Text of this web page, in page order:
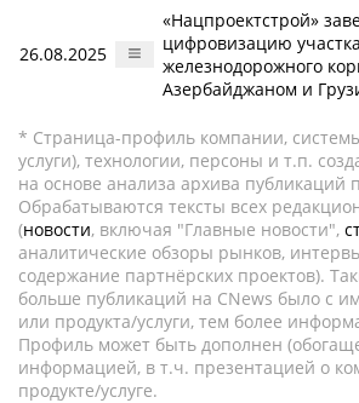
26.08.2025
«Нацпроектстрой»
цифровизацию участка
железнодорожного
Азербайджаном и
* Страница-профиль компании,
услуги), технологии, персоны и т.п.
на основе анализа архива публикаций
Обрабатываются тексты всех
(новости, включая "Главные новости",
аналитические обзоры рынков,
содержание партнёрских проектов).
больше публикаций на CNews было с
или продукта/услуги, тем более
Профиль может быть дополнен
информацией, в т.ч. презентацией о
продукте/услуге.